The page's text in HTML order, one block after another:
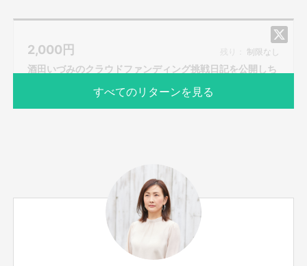
い。
※zoom初心者の方も大歓迎。備考欄にご記入頂ければ使い
方をお教えします。
※購入後に日程が合わない等での返金対応は出来かねます
のでご理解いただきますようお願いいたします。
※本文のご支援にあたっての注意事項を必ずご一読くださ
2,000円 残り： 制限なし
酒田いづみのクラウドファンディング挑戦日記を公開しち
ゃいます!!
サポーター数 お届け予定日
2020年8月
～SIAWASENO KOUNOTORI GIFTができるまで～
すべてのリターンを見る